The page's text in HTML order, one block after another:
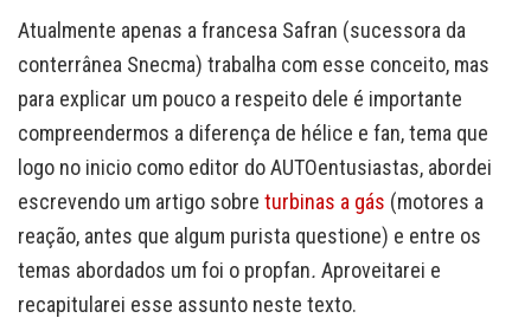
Atualmente apenas a francesa Safran (sucessora da
conterrânea Snecma) trabalha com esse conceito, mas
para explicar um pouco a respeito dele é importante
compreendermos a diferença de hélice e fan, tema que
logo no inicio como editor do AUTOentusiastas, abordei
escrevendo um artigo sobre turbinas a gás (motores a
reação, antes que algum purista questione) e entre os
temas abordados um foi o propfan. Aproveitarei e
recapitularei esse assunto neste texto.